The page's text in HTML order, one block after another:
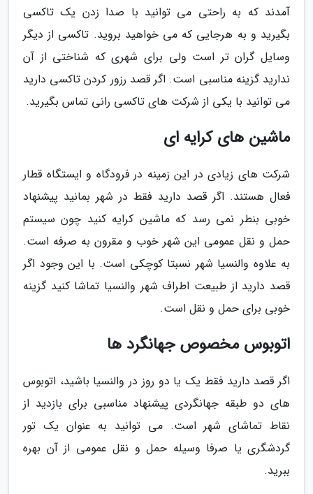
آمدند که به راحتی می توانید با صدا زدن یک تاکسی
بگیرید و به هرجایی که می خواهید بروید. تاکسی از دیگر
وسایل گران تر است ولی برای شهری که شناختی از آن
ندارید گزینه مناسبی است. اگر قصد رزور کردن تاکسی دارید
می توانید با یکی از شرکت های تاکسی رانی تماس بگیرید.
ماشین های کرایه ای
شرکت های زیادی در این زمینه در فرودگاه و ایستگاه قطار
فعال هستند. اگر قصد دارید فقط در شهر بمانید پیشنهاد
خوبی بنطر نمی رسد که ماشین کرایه کنید چون سیستم
حمل و نقل عمومی این شهر خوب و مقرون به صرفه است.
به علاوه والنسیا شهر نسبتا کوچکی است. با این وجود اگر
قصد دارید از طبیعت اطراف شهر والنسیا تماشا کنید گزینه
خوبی برای حمل و نقل است.
اتوبوس مخصوص جهانگرد ها
اگر قصد دارید فقط یک یا دو روز در والنسیا باشید، اتوبوس
های دو طبقه جهانگردی پیشنهاد مناسبی برای بازدید از
نقاط تماشای شهر است. می توانید به عنوان یک تور
گردشگری یا صرفا وسیله حمل و نقل عمومی از آن بهره
ببرید.